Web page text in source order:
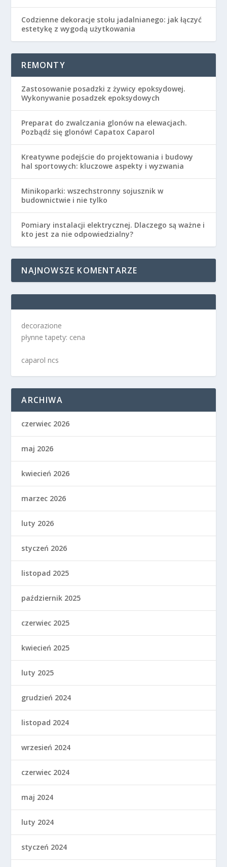
Codzienne dekoracje stołu jadalnianego: jak łączyć
estetykę z wygodą użytkowania
REMONTY
Zastosowanie posadzki z żywicy epoksydowej.
Wykonywanie posadzek epoksydowych
Preparat do zwalczania glonów na elewacjach.
Pozbądź się glonów! Capatox Caparol
Kreatywne podejście do projektowania i budowy
hal sportowych: kluczowe aspekty i wyzwania
Minikoparki: wszechstronny sojusznik w
budownictwie i nie tylko
Pomiary instalacji elektrycznej. Dlaczego są ważne i
kto jest za nie odpowiedzialny?
NAJNOWSZE KOMENTARZE
decorazione
płynne tapety: cena
caparol ncs
ARCHIWA
czerwiec 2026
maj 2026
kwiecień 2026
marzec 2026
luty 2026
styczeń 2026
listopad 2025
październik 2025
czerwiec 2025
kwiecień 2025
luty 2025
grudzień 2024
listopad 2024
wrzesień 2024
czerwiec 2024
maj 2024
luty 2024
styczeń 2024